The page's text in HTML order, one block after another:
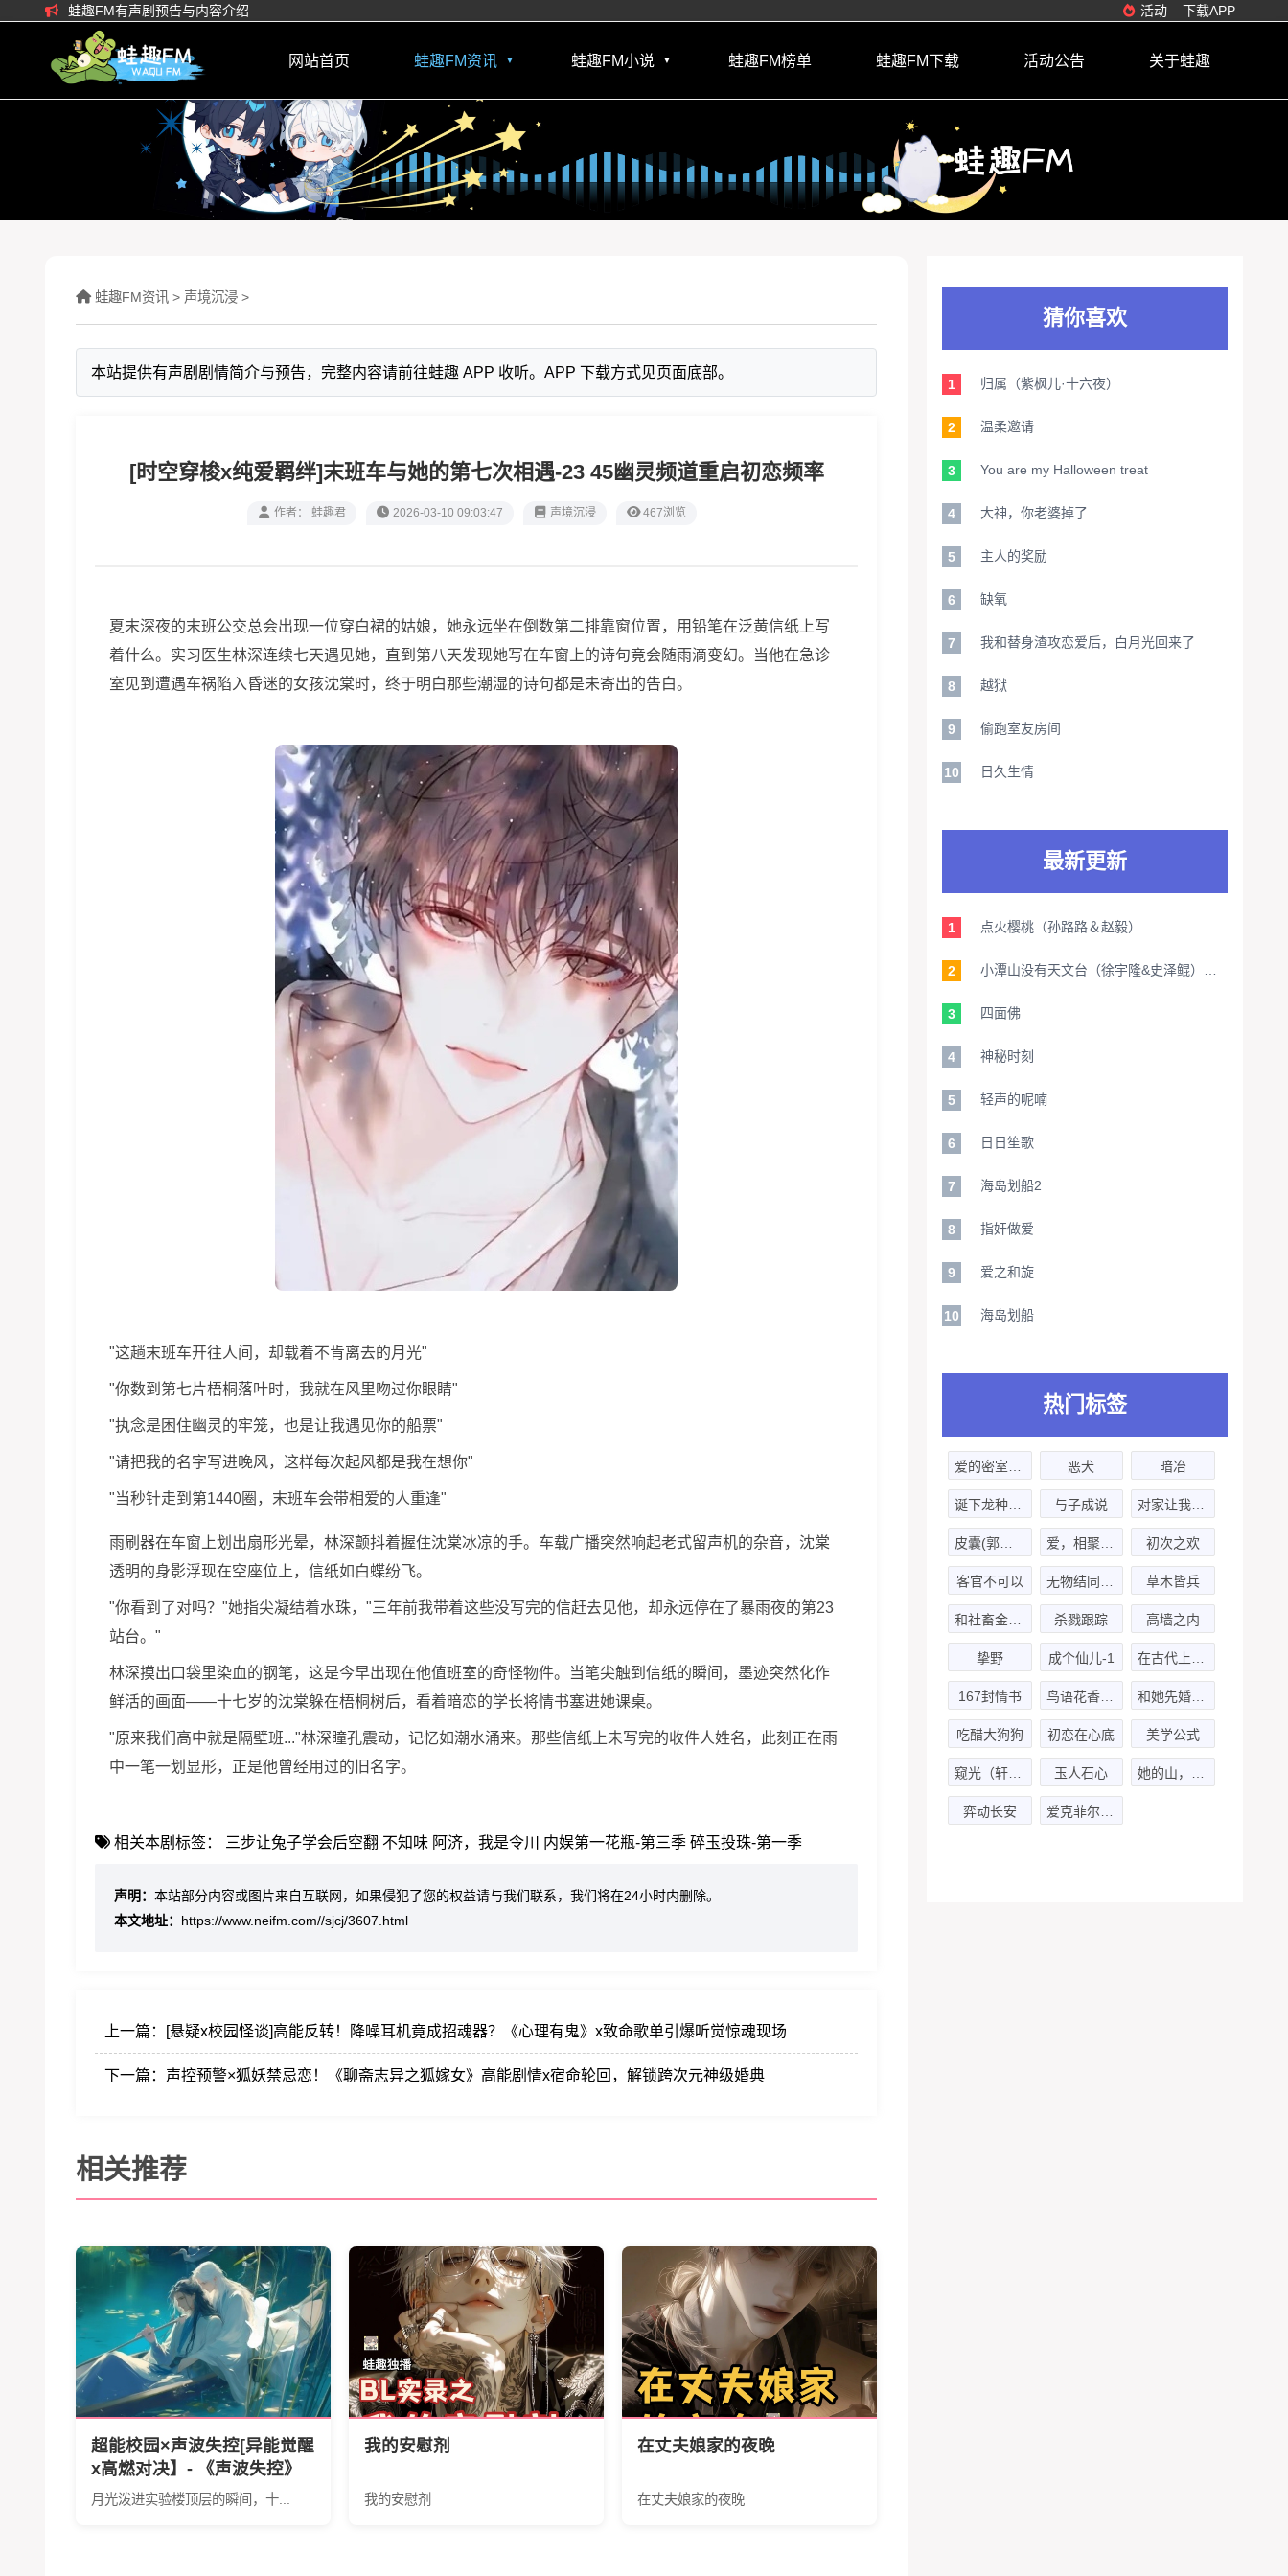
蛙趣FM有声剧预告与内容介绍 活动 下载APP
网站首页 蛙趣FM资讯 ▼ 蛙趣FM小说 ▼ 蛙趣FM榜单 蛙趣FM下载 活动公告 关于蛙趣
蛙趣FM资讯 > 声境沉浸 >
本站提供有声剧剧情简介与预告，完整内容请前往蛙趣 APP 收听。APP 下载方式见页面底部。
[时空穿梭x纯爱羁绊]末班车与她的第七次相遇-23 45幽灵频道重启初恋频率
作者： 蛙趣君 2026-03-10 09:03:47 声境沉浸 467浏览
夏末深夜的末班公交总会出现一位穿白裙的姑娘，她永远坐在倒数第二排靠窗位置，用铅笔在泛黄信纸上写
着什么。实习医生林深连续七天遇见她，直到第八天发现她写在车窗上的诗句竟会随雨滴变幻。当他在急诊
室见到遭遇车祸陷入昏迷的女孩沈棠时，终于明白那些潮湿的诗句都是未寄出的告白。
"这趟末班车开往人间，却载着不肯离去的月光"
"你数到第七片梧桐落叶时，我就在风里吻过你眼睛"
"执念是困住幽灵的牢笼，也是让我遇见你的船票"
"请把我的名字写进晚风，这样每次起风都是我在想你"
"当秒针走到第1440圈，末班车会带相爱的人重逢"
雨刷器在车窗上划出扇形光晕，林深颤抖着握住沈棠冰凉的手。车载广播突然响起老式留声机的杂音，沈棠
透明的身影浮现在空座位上，信纸如白蝶纷飞。
"你看到了对吗？"她指尖凝结着水珠，"三年前我带着这些没写完的信赶去见他，却永远停在了暴雨夜的第23
站台。"
林深摸出口袋里染血的钢笔，这是今早出现在他值班室的奇怪物件。当笔尖触到信纸的瞬间，墨迹突然化作
鲜活的画面——十七岁的沈棠躲在梧桐树后，看着暗恋的学长将情书塞进她课桌。
"原来我们高中就是隔壁班..."林深瞳孔震动，记忆如潮水涌来。那些信纸上未写完的收件人姓名，此刻正在雨
中一笔一划显形，正是他曾经用过的旧名字。
相关本剧标签： 三步让兔子学会后空翻 不知味 阿济，我是令川 内娱第一花瓶-第三季 碎玉投珠-第一季
声明： 本站部分内容或图片来自互联网，如果侵犯了您的权益请与我们联系，我们将在24小时内删除。
本文地址： https://www.neifm.com//sjcj/3607.html
上一篇： [悬疑x校园怪谈]高能反转！降噪耳机竟成招魂器？《心理有鬼》x致命歌单引爆听觉惊魂现场
下一篇： 声控预警×狐妖禁忌恋！《聊斋志异之狐嫁女》高能剧情x宿命轮回，解锁跨次元神级婚典
相关推荐
超能校园×声波失控[异能觉醒
x高燃对决】- 《声波失控》
声纹之战引爆次世代视听狂
月光泼进实验楼顶层的瞬间，十...
我的安慰剂
我的安慰剂
在丈夫娘家的夜晚
在丈夫娘家的夜晚
猜你喜欢
1 归属（紫枫儿·十六夜）
2 温柔邀请
3 You are my Halloween treat
4 大神，你老婆掉了
5 主人的奖励
6 缺氧
7 我和替身渣攻恋爱后，白月光回来了
8 越狱
9 偷跑室友房间
10 日久生情
最新更新
1 点火樱桃（孙路路＆赵毅）
2
3 四面佛
4 神秘时刻
5 轻声的呢喃
6 日日笙歌
7 海岛划船2
8 指奸做爱
9 爱之和旋
10 海岛划船
热门标签
恶犬 暗冶
与子成说
初次之欢
客官不可以 草木皆兵
杀戮跟踪 高墙之内
挚野 成个仙儿-1
167封情书 鸟语花香婚介所
吃醋大狗狗 初恋在心底 美学公式
玉人石心
弈动长安